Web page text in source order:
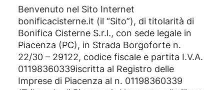
Benvenuto nel Sito Internet
bonificacisterne.it (il “Sito”), di titolarità di
Bonifica Cisterne S.r.l., con sede legale in
Piacenza (PC), in Strada Borgoforte n.
22/30 – 29122, codice fiscale e partita I.V.A.
01198360339iscritta al Registro delle
Imprese di Piacenza al n. 01198360339